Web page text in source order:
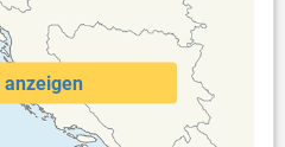
anzeigen